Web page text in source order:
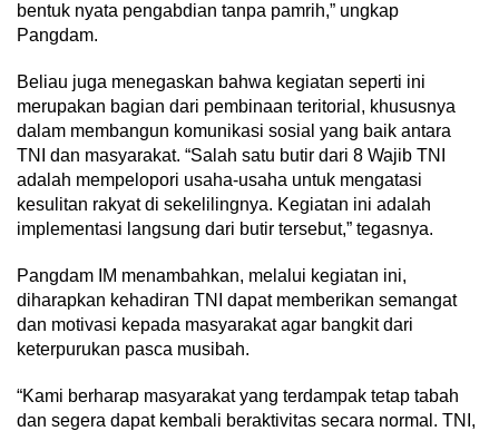
bentuk nyata pengabdian tanpa pamrih,” ungkap
Pangdam.
Beliau juga menegaskan bahwa kegiatan seperti ini
merupakan bagian dari pembinaan teritorial, khususnya
dalam membangun komunikasi sosial yang baik antara
TNI dan masyarakat. “Salah satu butir dari 8 Wajib TNI
adalah mempelopori usaha-usaha untuk mengatasi
kesulitan rakyat di sekelilingnya. Kegiatan ini adalah
implementasi langsung dari butir tersebut,” tegasnya.
Pangdam IM menambahkan, melalui kegiatan ini,
diharapkan kehadiran TNI dapat memberikan semangat
dan motivasi kepada masyarakat agar bangkit dari
keterpurukan pasca musibah.
“Kami berharap masyarakat yang terdampak tetap tabah
dan segera dapat kembali beraktivitas secara normal. TNI,